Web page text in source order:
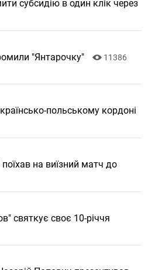
субсидію в один клік через
"Янтарочку"
11386
польському кордоні
на виїзний матч до
святкує своє 10-річчя